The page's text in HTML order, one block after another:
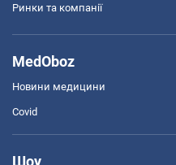
Ринки та компанії
MedOboz
Новини медицини
Covid
Шоу